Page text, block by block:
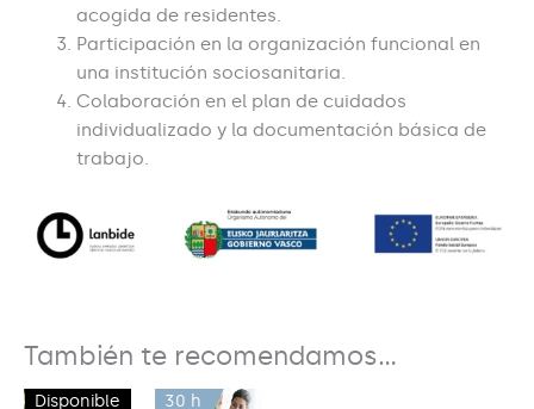
acogida de residentes.
Participación en la organización funcional en
una institución sociosanitaria.
Colaboración en el plan de cuidados
individualizado y la documentación básica de
trabajo.
También te recomendamos…
Disponible 30 h